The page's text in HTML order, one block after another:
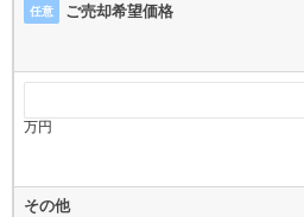
任意 ご売却希望価格
万円
その他